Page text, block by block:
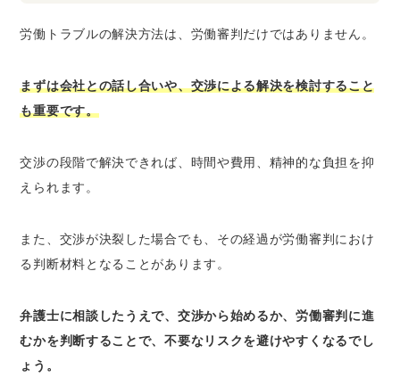
労働トラブルの解決方法は、労働審判だけではありません。
まずは会社との話し合いや、交渉による解決を検討すること
も重要です。
交渉の段階で解決できれば、時間や費用、精神的な負担を抑
えられます。
また、交渉が決裂した場合でも、その経過が労働審判におけ
る判断材料となることがあります。
弁護士に相談したうえで、交渉から始めるか、労働審判に進
むかを判断することで、不要なリスクを避けやすくなるでし
ょう。